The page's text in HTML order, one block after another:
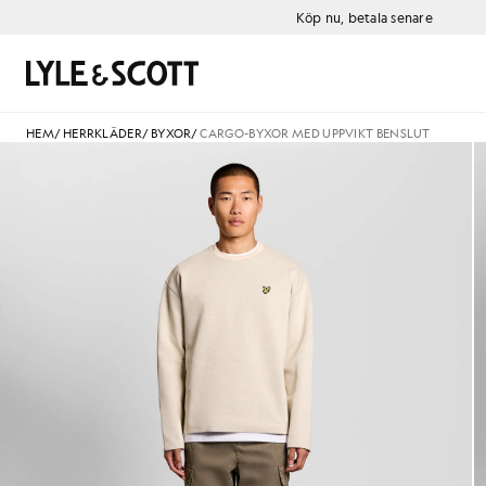
Köp nu, betala senare
Sök
HEM/ HERRKLÄDER/ BYXOR/CARGO-BYXOR MED UPPVIKT BENSLUT